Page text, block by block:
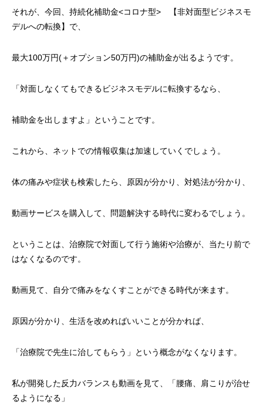
それが、今回、持続化補助金<コロナ型> 【非対面型ビジネスモ
デルへの転換】 で、
最大100万円(＋オプション50万円)の補助金が出るようです。
「対面しなくてもできるビジネスモデルに転換するなら、
補助金を出しますよ」ということです。
これから、ネットでの情報収集は加速していくでしょう。
体の痛みや症状も検索したら、原因が分かり、対処法が分かり、
動画サービスを購入して、問題解決する時代に変わるでしょう。
ということは、治療院で対面して行う施術や治療が、当たり前で
はなくなるのです。
動画見て、自分で痛みをなくすことができる時代が来ます。
原因が分かり、生活を改めればいいことが分かれば、
「治療院で先生に治してもらう」という概念がなくなります。
私が開発した反力バランスも動画を見て、「腰痛、肩こりが治せ
るようになる」